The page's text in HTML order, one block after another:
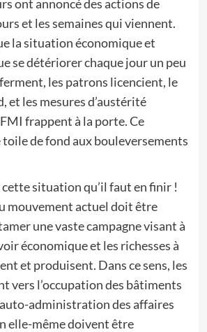
ont annoncé des actions de
et les semaines qui viennent.
la situation économique et
se détériorer chaque jour un peu
les patrons licencient, le
et les mesures d’austérité
frappent à la porte. Ce
de fond aux bouleversements
cette situation qu’il faut en finir !
mouvement actuel doit être
une vaste campagne visant à
économique et les richesses à
et produisent. Dans ce sens, les
vers l’occupation des bâtiments
administration des affaires
elle-même doivent être